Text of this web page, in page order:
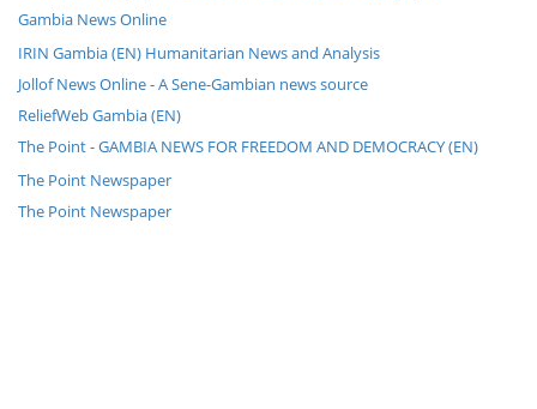
Gambia News Online
IRIN Gambia (EN) Humanitarian News and Analysis
Jollof News Online - A Sene-Gambian news source
ReliefWeb Gambia (EN)
The Point - GAMBIA NEWS FOR FREEDOM AND DEMOCRACY (EN)
The Point Newspaper
The Point Newspaper